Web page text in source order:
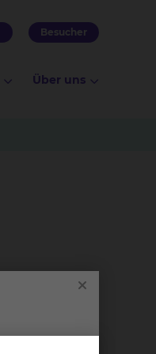
Besucher
Über uns